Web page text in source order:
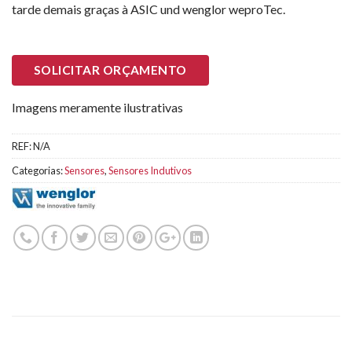
tarde demais graças à ASIC und wenglor weproTec.
SOLICITAR ORÇAMENTO
Imagens meramente ilustrativas
REF:N/A
Categorias:Sensores,Sensores Indutivos